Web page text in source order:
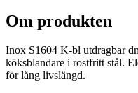
Om produkten
Inox S1604 K-bl utdragbar
köksblandare i rostfritt stål.
för lång livslängd.